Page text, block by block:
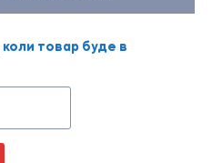
товар буде в